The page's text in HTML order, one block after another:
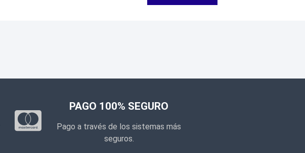
PAGO 100% SEGURO
Pago a través de los sistemas más
seguros.